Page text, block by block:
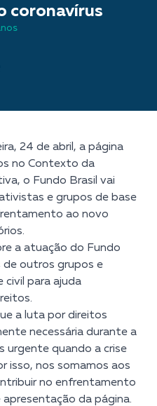
coronavírus
24 de abril, a página
no Contexto da
o Fundo Brasil vai
e grupos de base
ao novo
a atuação do Fundo
de outros grupos e
civil para ajuda
a luta por direitos
necessária durante a
urgente quando a crise
isso, nos somamos aos
no enfrentamento
da página.